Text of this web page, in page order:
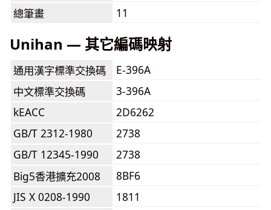
總筆畫
11
Unihan — 其它編碼映射
通用漢字標準交換碼
E-396A
中文標準交換碼
3-396A
kEACC
2D6262
GB/T 2312-1980
2738
GB/T 12345-1990
2738
Big5香港擴充2008
8BF6
JIS X 0208-1990
1811